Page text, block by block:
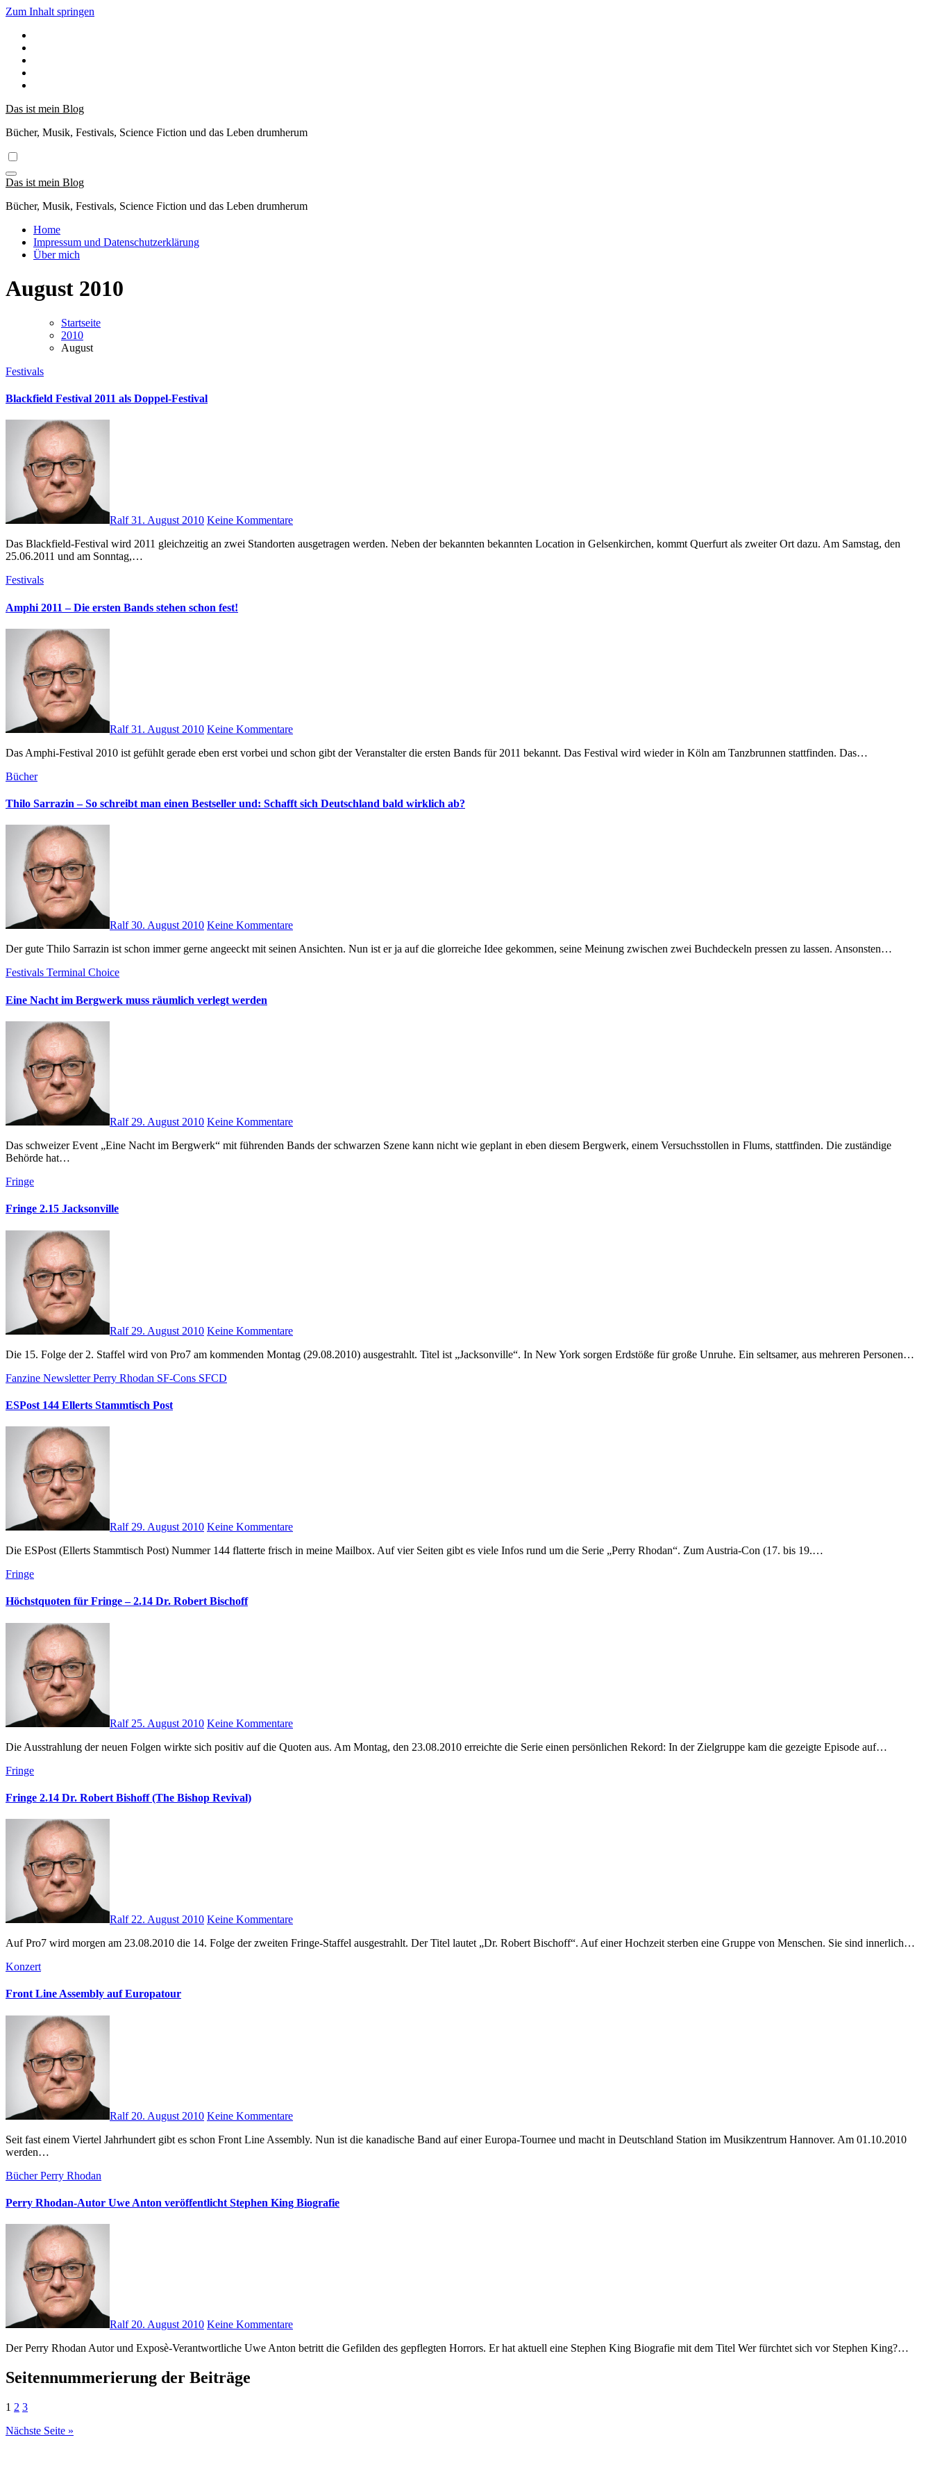
Zum Inhalt springen
Das ist mein Blog
Bücher, Musik, Festivals, Science Fiction und das Leben drumherum
Das ist mein Blog
Bücher, Musik, Festivals, Science Fiction und das Leben drumherum
Home
Impressum und Datenschutzerklärung
Über mich
August 2010
Startseite
2010
August
Festivals
Blackfield Festival 2011 als Doppel-Festival
Ralf31. August 2010 Keine Kommentare
Das Blackfield-Festival wird 2011 gleichzeitig an zwei Standorten ausgetragen werden. Neben der bekannten bekannten Location in Gelsenkirchen, kommt Querfurt als zweiter Ort dazu. Am Samstag, den
25.06.2011 und am Sonntag,…
Festivals
Amphi 2011 – Die ersten Bands stehen schon fest!
Ralf31. August 2010 Keine Kommentare
Das Amphi-Festival 2010 ist gefühlt gerade eben erst vorbei und schon gibt der Veranstalter die ersten Bands für 2011 bekannt. Das Festival wird wieder in Köln am Tanzbrunnen stattfinden. Das…
Bücher
Thilo Sarrazin – So schreibt man einen Bestseller und: Schafft sich Deutschland bald wirklich ab?
Ralf30. August 2010 Keine Kommentare
Der gute Thilo Sarrazin ist schon immer gerne angeeckt mit seinen Ansichten. Nun ist er ja auf die glorreiche Idee gekommen, seine Meinung zwischen zwei Buchdeckeln pressen zu lassen. Ansonsten…
Festivals Terminal Choice
Eine Nacht im Bergwerk muss räumlich verlegt werden
Ralf 29. August 2010 Keine Kommentare
Das schweizer Event „Eine Nacht im Bergwerk“ mit führenden Bands der schwarzen Szene kann nicht wie geplant in eben diesem Bergwerk, einem Versuchsstollen in Flums, stattfinden. Die zuständige
Behörde hat…
Fringe
Fringe 2.15 Jacksonville
Ralf 29. August 2010 Keine Kommentare
Die 15. Folge der 2. Staffel wird von Pro7 am kommenden Montag (29.08.2010) ausgestrahlt. Titel ist „Jacksonville“. In New York sorgen Erdstöße für große Unruhe. Ein seltsamer, aus mehreren Personen…
Fanzine NewsletterPerry Rhodan SF-Cons SFCD
ESPost 144 Ellerts Stammtisch Post
Ralf 29. August 2010 Keine Kommentare
Die ESPost (Ellerts Stammtisch Post) Nummer 144 flatterte frisch in meine Mailbox. Auf vier Seiten gibt es viele Infos rund um die Serie „Perry Rhodan“. Zum Austria-Con (17. bis 19.…
Fringe
Höchstquoten für Fringe – 2.14 Dr. Robert Bischoff
Ralf 25. August 2010 Keine Kommentare
Die Ausstrahlung der neuen Folgen wirkte sich positiv auf die Quoten aus. Am Montag, den 23.08.2010 erreichte die Serie einen persönlichen Rekord: In der Zielgruppe kam die gezeigte Episode auf…
Fringe
Fringe 2.14 Dr. Robert Bishoff (The Bishop Revival)
Ralf 22. August 2010 Keine Kommentare
Auf Pro7 wird morgen am 23.08.2010 die 14. Folge der zweiten Fringe-Staffel ausgestrahlt. Der Titel lautet „Dr. Robert Bischoff“. Auf einer Hochzeit sterben eine Gruppe von Menschen. Sie sind innerlich…
Konzert
Front Line Assembly auf Europatour
Ralf 20. August 2010 Keine Kommentare
Seit fast einem Viertel Jahrhundert gibt es schon Front Line Assembly. Nun ist die kanadische Band auf einer Europa-Tournee und macht in Deutschland Station im Musikzentrum Hannover. Am 01.10.2010
werden…
BücherPerry Rhodan
Perry Rhodan-Autor Uwe Anton veröffentlicht Stephen King Biografie
Ralf 20. August 2010 Keine Kommentare
Der Perry Rhodan Autor und Exposè-Verantwortliche Uwe Anton betritt die Gefilden des gepflegten Horrors. Er hat aktuell eine Stephen King Biografie mit dem Titel Wer fürchtet sich vor Stephen King?…
Seitennummerierung der Beiträge
1 2 3
Nächste Seite »